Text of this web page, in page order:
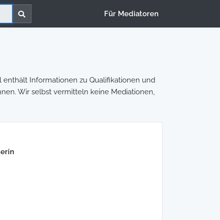
Für Mediatoren
enthält Informationen zu Qualifikationen und
Wir selbst vermitteln keine Mediationen,